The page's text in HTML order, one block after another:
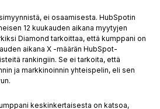
ei osaamisesta. HubSpotin
12 kuukauden aikana myytyjen
Diamond tarkoittaa, että kumppani on
aikana X -määrän HubSpot-
rankingiin. Se ei tarkoita, että
ja markkinoinnin yhteispelin, eli sen
keskinkertaisesta on katsoa,